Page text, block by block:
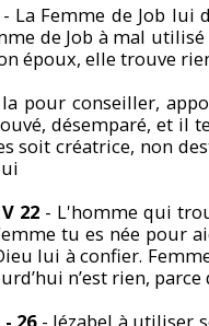
- La Femme de Job
de Job à mal
époux, elle trouve
pour conseiller,
désemparé, et il
soit créatrice, non
22- L'homme qui
tu es née pour
lui à confier.
n’est rien,
- 26- Jézabel à utiliser